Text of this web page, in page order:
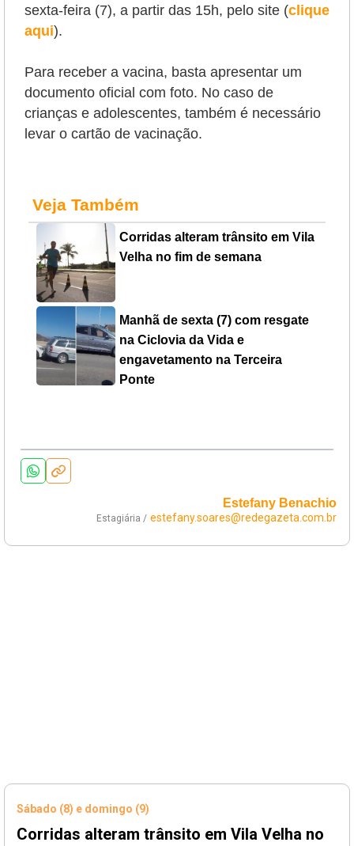
sexta-feira (7), a partir das 15h, pelo site (clique
aqui).
Para receber a vacina, basta apresentar um
documento oficial com foto. No caso de
crianças e adolescentes, também é necessário
levar o cartão de vacinação.
Veja Também
Corridas alteram trânsito em Vila
Velha no fim de semana
Manhã de sexta (7) com resgate
na Ciclovia da Vida e
engavetamento na Terceira
Ponte
Estefany Benachio
Estagiária / estefany.soares@redegazeta.com.br
Sábado (8) e domingo (9)
Corridas alteram trânsito em Vila Velha no